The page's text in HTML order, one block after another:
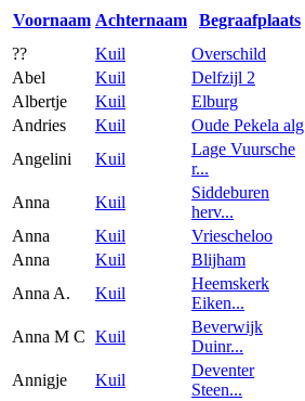
Voornaam Achternaam Begraafplaats
??
Kuil Overschild
Abel
Kuil Delfzijl 2
Albertje
Kuil Elburg
Andries
Kuil Oude Pekela alg
Angelini
Kuil
Lage Vuursche
r...
Anna Kuil
Siddeburen
herv...
Anna
Kuil Vriescheloo
Anna
Kuil Blijham
Anna A.
Kuil
Heemskerk
Eiken...
Anna M C Kuil
Beverwijk
Duinr...
Annigje Kuil
Deventer
Steen...